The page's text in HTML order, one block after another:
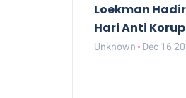
Loekman
Hari Anti
Unknown Dec 16